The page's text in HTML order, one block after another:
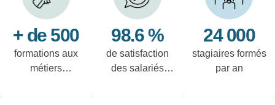
+ de 500
formations aux
métiers
98.6 %
de satisfaction
des salariés
24 000
stagiaires formés
par an